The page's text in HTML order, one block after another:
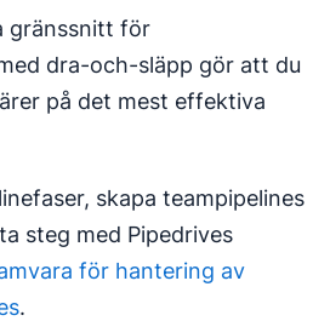
gränssnitt för
dra-och-släpp gör att du
på det mest effektiva
skapa teampipelines
steg med Pipedrives
för hantering av
.